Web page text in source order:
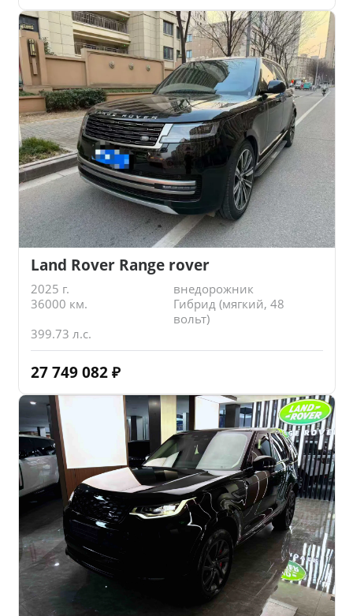
Land Rover Range rover
2025 г.
внедорожник
36000 км.
Гибрид (мягкий, 48
вольт)
399.73 л.с.
27 749 082 ₽